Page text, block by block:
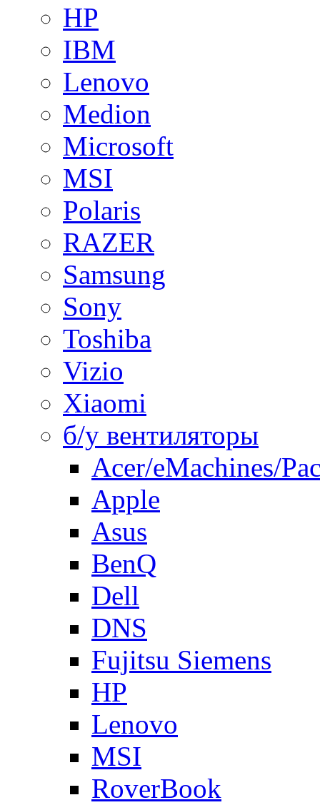
HP
IBM
Lenovo
Medion
Microsoft
MSI
Polaris
RAZER
Samsung
Sony
Toshiba
Vizio
Xiaomi
б/у вентиляторы
Acer/eMachines/
Apple
Asus
BenQ
Dell
DNS
Fujitsu Siemens
HP
Lenovo
MSI
RoverBook